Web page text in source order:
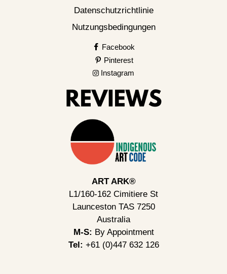
Datenschutzrichtlinie
Nutzungsbedingungen
Facebook
Pinterest
Instagram
ART ARK®
L1/160-162 Cimitiere St
Launceston TAS 7250
Australia
M-S: By Appointment
Tel: +61 (0)447 632 126